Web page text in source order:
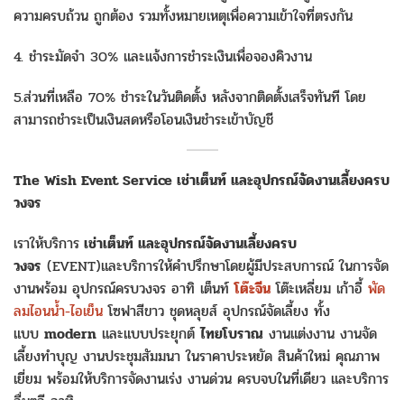
ความครบถ้วน ถูกต้อง รวมทั้งหมายเหตุเพื่อความเข้าใจที่ตรงกัน
4. ชำระมัดจำ 30% และแจ้งการชำระเงินเพื่อจองคิวงาน
5.ส่วนที่เหลือ 70% ชำระในวันติดตั้ง หลังจากติดตั้งเสร็จทันที โดย
สามารถชำระเป็นเงินสดหรือโอนเงินชำระเข้าบัญชี
The Wish Event Service เช่าเต็นท์ และอุปกรณ์จัดงานเลี้ยงครบ
วงจร
เราให้บริการ เช่าเต็นท์ และอุปกรณ์จัดงานเลี้ยงครบ
วงจร (EVENT)และบริการให้คำปรึกษาโดยผู้มีประสบการณ์ ในการจัด
งานพร้อม อุปกรณ์ครบวงจร อาทิ เต็นท์โต๊ะจีน โต๊ะเหลี่ยม เก้าอี้ พัด
ลมไอนน้ำ-ไอเย็น โซฟาสีขาว ชุดหลุยส์ อุปกรณ์จัดเลี้ยง ทั้ง
แบบ modern และแบบประยุกต์ไทยโบราณ งานแต่งงาน งานจัด
เลี้ยงทำบุญ งานประชุมสัมมนา ในราคาประหยัด สินค้าใหม่ คุณภาพ
เยี่ยม พร้อมให้บริการจัดงานเร่ง งานด่วน ครบจบในที่เดียว และบริการ